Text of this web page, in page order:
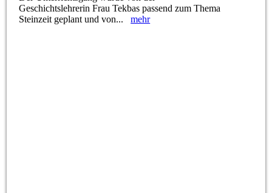
Geschichtslehrerin Frau Tekbas passend zum Thema
Steinzeit geplant und von...mehr